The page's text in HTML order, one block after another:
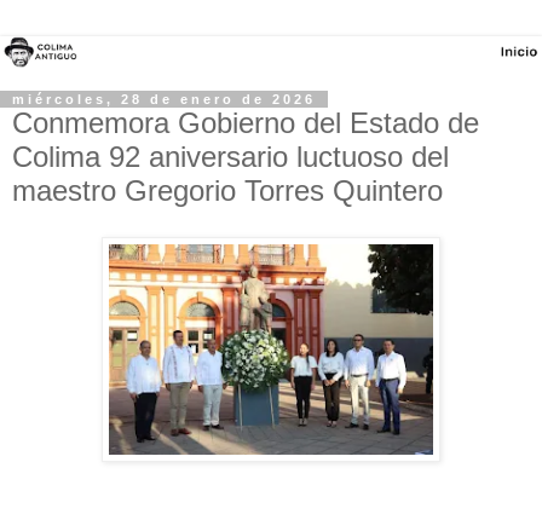
miércoles, 28 de enero de 2026
Conmemora Gobierno del Estado de
Colima 92 aniversario luctuoso del
maestro Gregorio Torres Quintero